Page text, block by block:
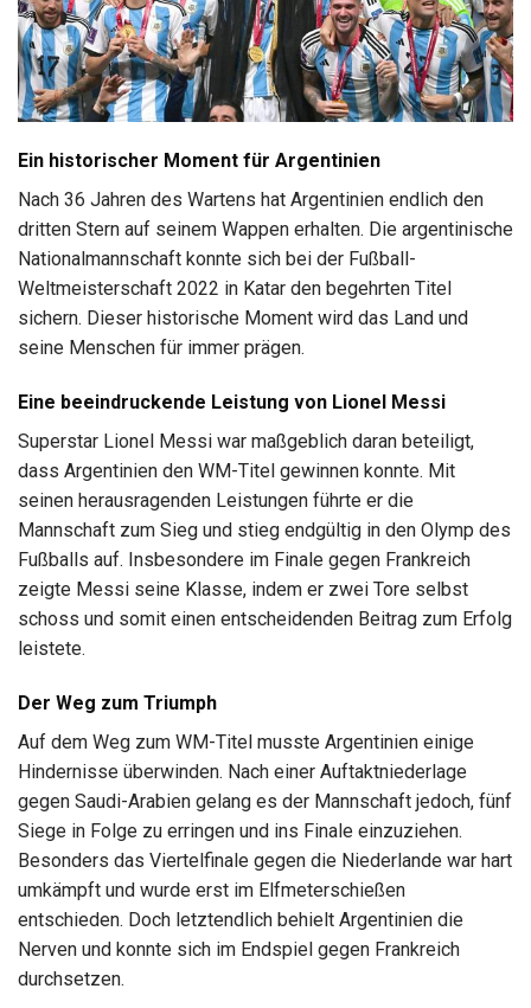
Ein historischer Moment für Argentinien
Nach 36 Jahren des Wartens hat Argentinien endlich den
dritten Stern auf seinem Wappen erhalten. Die argentinische
Nationalmannschaft konnte sich bei der Fußball-
Weltmeisterschaft 2022 in Katar den begehrten Titel
sichern. Dieser historische Moment wird das Land und
seine Menschen für immer prägen.
Eine beeindruckende Leistung von Lionel Messi
Superstar Lionel Messi war maßgeblich daran beteiligt,
dass Argentinien den WM-Titel gewinnen konnte. Mit
seinen herausragenden Leistungen führte er die
Mannschaft zum Sieg und stieg endgültig in den Olymp des
Fußballs auf. Insbesondere im Finale gegen Frankreich
zeigte Messi seine Klasse, indem er zwei Tore selbst
schoss und somit einen entscheidenden Beitrag zum Erfolg
leistete.
Der Weg zum Triumph
Auf dem Weg zum WM-Titel musste Argentinien einige
Hindernisse überwinden. Nach einer Auftaktniederlage
gegen Saudi-Arabien gelang es der Mannschaft jedoch, fünf
Siege in Folge zu erringen und ins Finale einzuziehen.
Besonders das Viertelfinale gegen die Niederlande war hart
umkämpft und wurde erst im Elfmeterschießen
entschieden. Doch letztendlich behielt Argentinien die
Nerven und konnte sich im Endspiel gegen Frankreich
durchsetzen.